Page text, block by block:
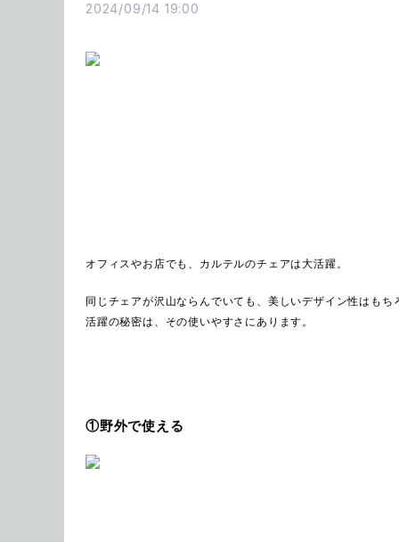
2024/09/14 19:00
オフィスやお店でも、カルテルのチェアは大活躍。
同じチェアが沢山ならんでいても、美しいデザイン性はもち
活躍の秘密は、その使いやすさにあります。
①野外で使える